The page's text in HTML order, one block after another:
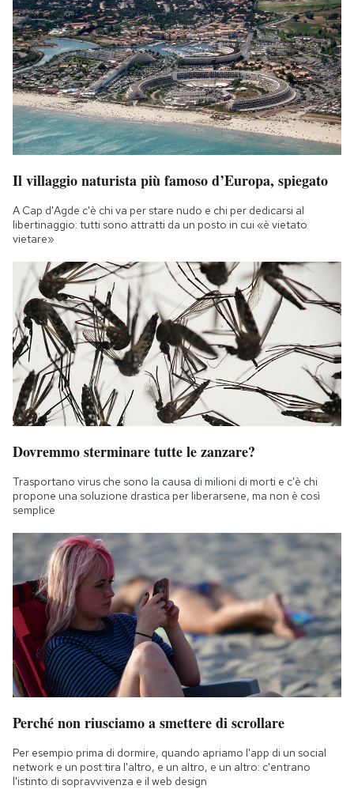
Il villaggio naturista più famoso d’Europa, spiegato
A Cap d'Agde c'è chi va per stare nudo e chi per dedicarsi al
libertinaggio: tutti sono attratti da un posto in cui «è vietato
vietare»
Dovremmo sterminare tutte le zanzare?
Trasportano virus che sono la causa di milioni di morti e c'è chi
propone una soluzione drastica per liberarsene, ma non è così
semplice
Perché non riusciamo a smettere di scrollare
Per esempio prima di dormire, quando apriamo l'app di un social
network e un post tira l'altro, e un altro, e un altro: c'entrano
l'istinto di sopravvivenza e il web design